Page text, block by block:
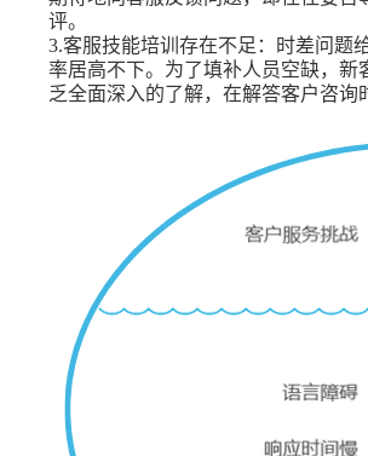
评。
3.客服技能培训存在不足：时差问题
率居高不下。为了填补人员空缺，
乏全面深入的了解，在解答客户咨询